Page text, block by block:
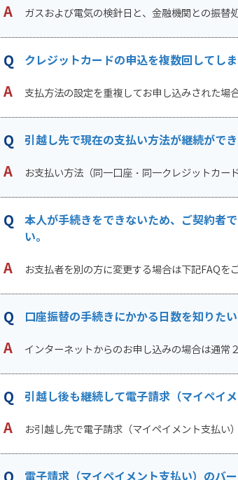
ガスおよび電気の検針日と、金融機関との振替
クレジットカードの申込を複数回してし
支払方法の設定を重複してお申し込みされた場
引越し先で現在の支払い方法が継続ができ
お支払い方法（同一口座・同一クレジットカー
本人が手続きをできないため、ご契約者
い。
お支払者を別の方に変更する場合は下記FAQを
口座振替の手続きにかかる日数を知りたい
インターネットからのお申し込みの場合は通常
引越し後も継続して電子請求（マイペイ
お引越し先で電子請求（マイペイメント支払い
電子請求（マイペイメント支払い）のバ